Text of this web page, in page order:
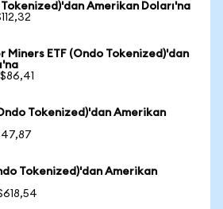
Amerikan Doları'na
Miners ETF (Ondo Tokenized)'dan
Tokenized)'dan Amerikan
Tokenized)'dan Amerikan